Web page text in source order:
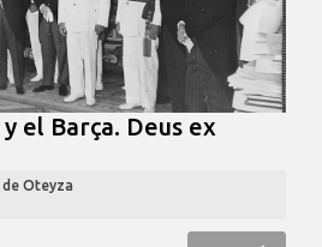
el Barça. Deus ex
de Oteyza